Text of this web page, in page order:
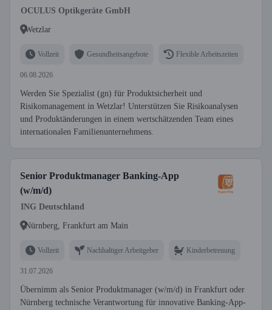
OCULUS Optikgeräte GmbH
Wetzlar
Vollzeit Gesundheitsangebote Flexible Arbeitszeiten
06.08.2026
Werden Sie Spezialist (gn) für Produktsicherheit und
Risikomanagement in Wetzlar! Unterstützen Sie Risikoanalysen
und Produktänderungen in einem wertschätzenden Team eines
internationalen Familienunternehmens.
Senior Produktmanager Banking-App
(w/m/d)
ING Deutschland
Nürnberg, Frankfurt am Main
Vollzeit Nachhaltiger Arbeitgeber Kinderbetreuung
31.07.2026
Übernimm als Senior Produktmanager (w/m/d) in Frankfurt oder
Nürnberg technische Verantwortung für innovative Banking-App-